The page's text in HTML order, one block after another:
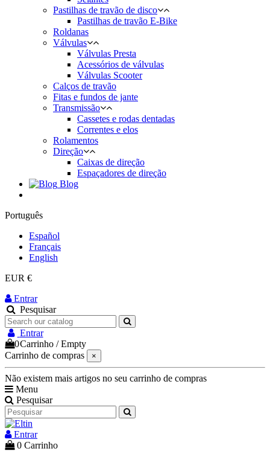
Pastilhas de travão de disco
Pastilhas de travão E-Bike
Roldanas
Válvulas
Válvulas Presta
Acessórios de válvulas
Válvulas Scooter
Calços de travão
Fitas e fundos de jante
Transmissão
Cassetes e rodas dentadas
Correntes e elos
Rolamentos
Direção
Caixas de direção
Espaçadores de direção
Blog
Português
Español
Français
English
EUR €
Entrar
Pesquisar
Entrar
0Carrinho /Empty
Carrinho de compras
×
Não existem mais artigos no seu carrinho de compras
Menu
Pesquisar
Entrar
0 Carrinho